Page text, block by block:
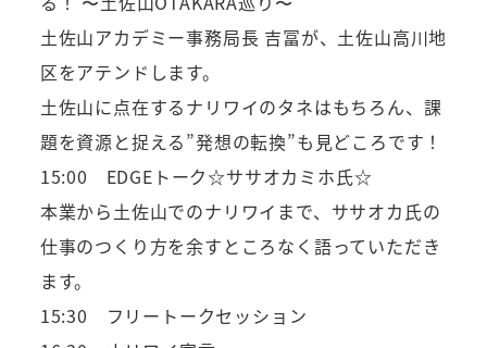
土佐山アカデミー事務局長 吉冨が、土佐山高川地
区をアテンドします。
土佐山に点在するナリワイのタネはもちろん、課
題を資源と捉える”発想の転換”も見どころです！
15:00 EDGEトーク☆ササオカミホ氏☆
本業から土佐山でのナリワイまで、ササオカ氏の
仕事のつくり方を余すところなく語っていただき
ます。
15:30 フリートークセッション